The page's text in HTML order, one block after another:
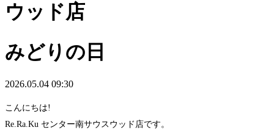
ウッド店
みどりの日
2026.05.04 09:30
こんにちは!
Re.Ra.Ku センター南サウスウッド店です。